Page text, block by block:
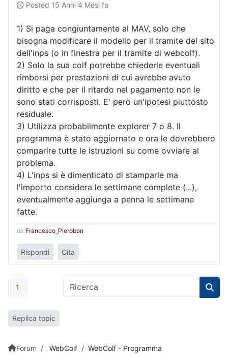
Posted 15 Anni 4 Mesi fa
1) Si paga congiuntamente al MAV, solo che
bisogna modificare il modello per il tramite del sito
dell'inps (o in finestra per il tramite di webcolf).
2) Solo la sua colf potrebbe chiederle eventuali
rimborsi per prestazioni di cui avrebbe avuto
diritto e che per il ritardo nel pagamento non le
sono stati corrisposti. E' però un'ipotesi piuttosto
residuale.
3) Utilizza probabilmente explorer 7 o 8. Il
programma è stato aggiornato e ora le dovrebbero
comparire tutte le istruzioni su come ovviare al
problema.
4) L'inps si è dimenticato di stamparle ma
l'importo considera le settimane complete (...),
eventualmente aggiunga a penna le settimane
fatte.
da Francesco_Pierobon
Rispondi Cita
1
Replica topic
Forum WebColf
WebColf - Programma